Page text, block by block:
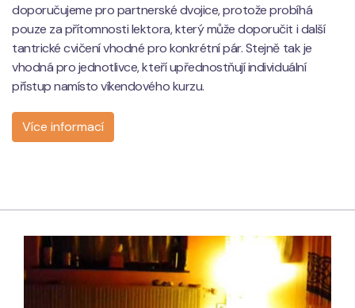
doporučujeme pro partnerské dvojice, protože probíhá
pouze za přítomnosti lektora, který může doporučit i další
tantrické cvičení vhodné pro konkrétní pár. Stejně tak je
vhodná pro jednotlivce, kteří upřednostňují individuální
přístup namísto víkendového kurzu.
Více informací